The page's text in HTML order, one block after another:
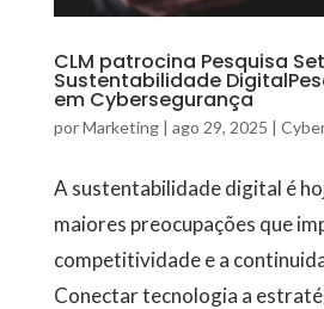
CLM patrocina Pesquisa
Sustentabilidade
em Cybersegurança
porMarketing| ago 29, 2025 |
A sustentabilidade digital é
maiores preocupações que
competitividade e a
Conectar tecnologia a